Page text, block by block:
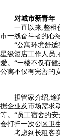
对城市新青年
一直以来,整租
市一线奋斗者的心
“公寓环境舒
星级酒店工作人员,
爱。“一楼不仅有
公寓不仅有完善的
据管家介绍,途
据企业及市场需求
等。“员工宿舍的
会打扫一次公区卫
考虑到长租客